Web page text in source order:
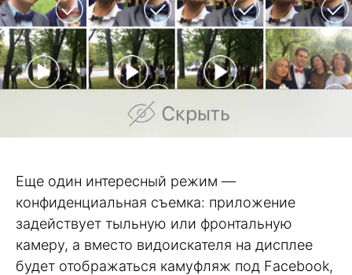
Еще один интересный режим —
конфиденциальная съемка: приложение
задействует тыльную или фронтальную
камеру, а вместо видоискателя на дисплее
будет отображаться камуфляж под Facebook,